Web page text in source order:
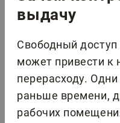
выдачу
Свободный доступ
может привести к
перерасходу.
раньше времени,
рабочих